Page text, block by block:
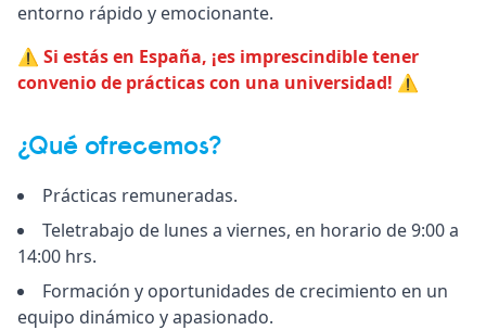
entorno rápido y emocionante.
⚠️ Si estás en España, ¡es imprescindible tener
convenio de prácticas con una universidad! ⚠️
¿Qué ofrecemos?
Prácticas remuneradas.
Teletrabajo de lunes a viernes, en horario de 9:00 a
14:00 hrs.
Formación y oportunidades de crecimiento en un
equipo dinámico y apasionado.